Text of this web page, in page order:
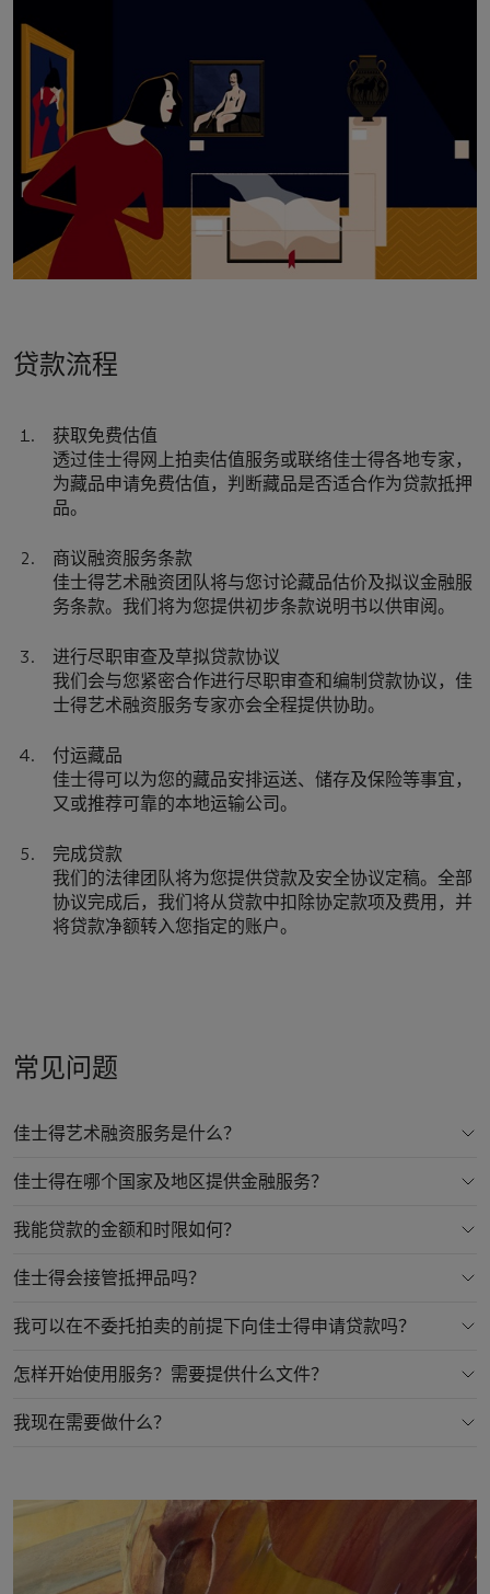
贷款流程
获取免费估值
透过佳士得网上拍卖估值服务或联络佳士得各地专家，
为藏品申请免费估值，判断藏品是否适合作为贷款抵押
品。
商议融资服务条款
佳士得艺术融资团队将与您讨论藏品估价及拟议金融服
务条款。我们将为您提供初步条款说明书以供审阅。
进行尽职审查及草拟贷款协议
我们会与您紧密合作进行尽职审查和编制贷款协议，佳
士得艺术融资服务专家亦会全程提供协助。
付运藏品
佳士得可以为您的藏品安排运送、储存及保险等事宜，
又或推荐可靠的本地运输公司。
完成贷款
我们的法律团队将为您提供贷款及安全协议定稿。全部
协议完成后，我们将从贷款中扣除协定款项及费用，并
将贷款净额转入您指定的账户。
常见问题
佳士得艺术融资服务是什么？
佳士得在哪个国家及地区提供金融服务？
我能贷款的金额和时限如何？
佳士得会接管抵押品吗？
我可以在不委托拍卖的前提下向佳士得申请贷款吗？
怎样开始使用服务？需要提供什么文件？
我现在需要做什么？